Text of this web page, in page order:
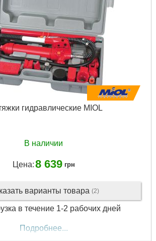
1020x470x210 мм
г
Подробнее...
гидравлические MIOL
В наличии
Цена:8 639 грн
варианты товара (2)
в течение 1-2 рабочих дней
Подробнее...